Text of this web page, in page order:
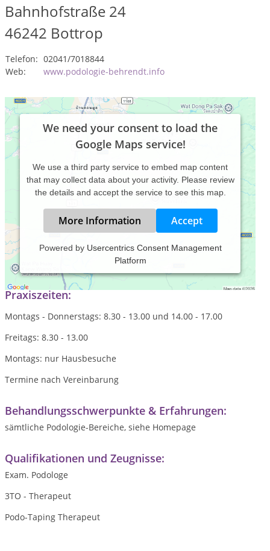
Bahnhofstraße 24
46242 Bottrop
Telefon: 02041/7018844
Web:
www.podologie-behrendt.info
We need your consent to load the
Google Maps service!
We use a third party service to embed map content
that may collect data about your activity. Please review
the details and accept the service to see this map.
More Information Accept
Powered by Usercentrics Consent Management
Platform
Abrechnung mit allen Kassen und privat
Praxiszeiten:
Montags - Donnerstags: 8.30 - 13.00 und 14.00 - 17.00
Freitags: 8.30 - 13.00
Montags: nur Hausbesuche
Termine nach Vereinbarung
Behandlungsschwerpunkte & Erfahrungen:
sämtliche Podologie-Bereiche, siehe Homepage
Qualifikationen und Zeugnisse:
Exam. Podologe
3TO - Therapeut
Podo-Taping Therapeut